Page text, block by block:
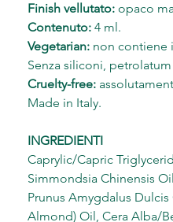
Finish vellutato: opaco
Contenuto: 4 ml.
Vegetarian: non contiene
Senza siliconi,
Cruelty-free:
Made in Italy.
INGREDIENTI
Caprylic/Capric
Simmondsia Chinensis
Prunus Amygdalus
Almond) Oil, Cera Alba/